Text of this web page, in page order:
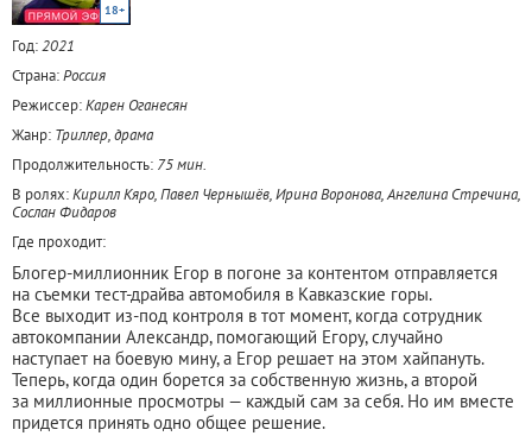
18+
Год:2021
Страна:Россия
Режиссер:Карен Оганесян
Жанр: Триллер, драма
Продолжительность: 75 мин.
В ролях:Кирилл Кяро, Павел Чернышёв, Ирина Воронова, Ангелина Стречина,
Сослан Фидаров
Где проходит:
Блогер-миллионник Егор в погоне за контентом отправляется
на съемки тест-драйва автомобиля в Кавказские горы.
Все выходит из-под контроля в тот момент, когда сотрудник
автокомпании Александр, помогающий Егору, случайно
наступает на боевую мину, а Егор решает на этом хайпануть.
Теперь, когда один борется за собственную жизнь, а второй
за миллионные просмотры — каждый сам за себя. Но им вместе
придется принять одно общее решение.